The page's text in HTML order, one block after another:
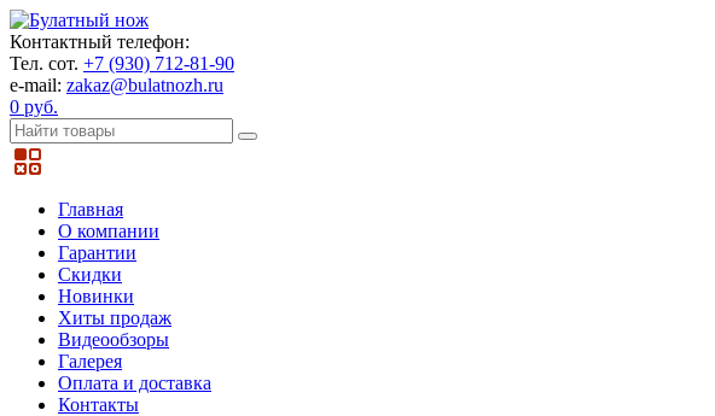
Контактный телефон:
Тел. сот. +7 (930) 712-81-90
e-mail: zakaz@bulatnozh.ru
0 руб.
Главная
О компании
Гарантии
Скидки
Новинки
Хиты продаж
Видеообзоры
Галерея
Оплата и доставка
Контакты